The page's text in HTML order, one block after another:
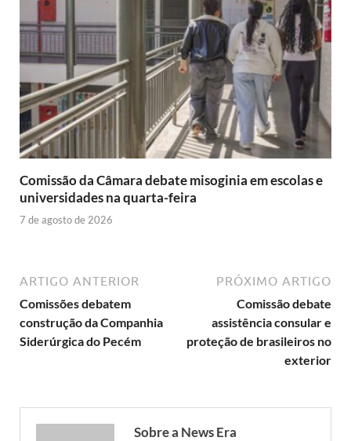
Comissão da Câmara debate misoginia em escolas e
universidades na quarta-feira
7 de agosto de 2026
ARTIGO ANTERIOR
Comissões debatem
construção da Companhia
Siderúrgica do Pecém
PRÓXIMO ARTIGO
Comissão debate
assistência consular e
proteção de brasileiros no
exterior
Sobre a News Era